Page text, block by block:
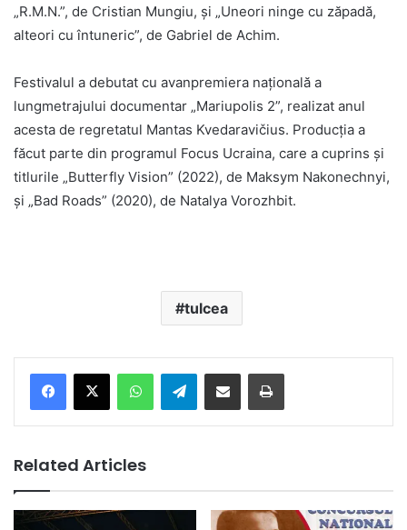
„R.M.N.”, de Cristian Mungiu, și „Uneori ninge cu zăpadă,
alteori cu întuneric”, de Gabriel de Achim.
Festivalul a debutat cu avanpremiera națională a
lungmetrajului documentar „Mariupolis 2”, realizat anul
acesta de regretatul Mantas Kvedaravičius. Producția a
făcut parte din programul Focus Ucraina, care a cuprins și
titlurile „Butterfly Vision” (2022), de Maksym Nakonechnyi,
și „Bad Roads” (2020), de Natalya Vorozhbit.
tulcea
Telegram
Related Articles